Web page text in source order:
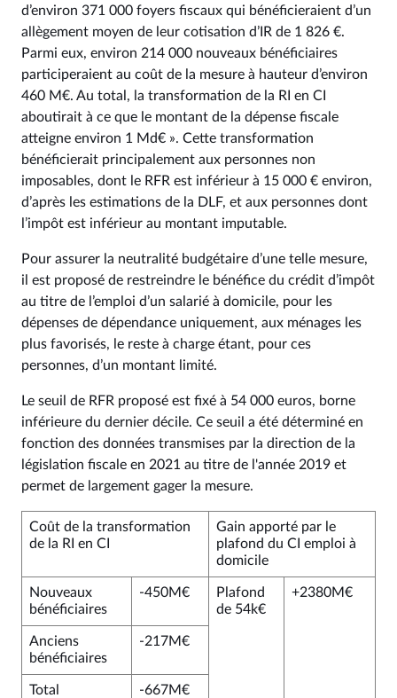
d’environ 371 000 foyers fiscaux qui bénéficieraient d’un
allègement moyen de leur cotisation d’IR de 1 826 €.
Parmi eux, environ 214 000 nouveaux bénéficiaires
participeraient au coût de la mesure à hauteur d’environ
460 M€. Au total, la transformation de la RI en CI
aboutirait à ce que le montant de la dépense fiscale
atteigne environ 1 Md€ ». Cette transformation
bénéficierait principalement aux personnes non
imposables, dont le RFR est inférieur à 15 000 € environ,
d’après les estimations de la DLF, et aux personnes dont
l’impôt est inférieur au montant imputable.
Pour assurer la neutralité budgétaire d’une telle mesure,
il est proposé de restreindre le bénéfice du crédit d’impôt
au titre de l’emploi d’un salarié à domicile, pour les
dépenses de dépendance uniquement, aux ménages les
plus favorisés, le reste à charge étant, pour ces
personnes, d’un montant limité.
Le seuil de RFR proposé est fixé à 54 000 euros, borne
inférieure du dernier décile. Ce seuil a été déterminé en
fonction des données transmises par la direction de la
législation fiscale en 2021 au titre de l'année 2019 et
permet de largement gager la mesure.
Coût de la transformation
de la RI en CI
Gain apporté par le
plafond du CI emploi à
domicile
Nouveaux
bénéficiaires
-450M€
Plafond
de 54k€
+2380M€
Anciens
bénéficiaires
-217M€
Total -667M€